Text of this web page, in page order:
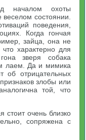
началом охоты
состоянии.
поведения,
Когда гончая
зайца, она не
характерно для
зверя собака
лаем. Да и мимика
об отрицательных
злобы или
той, что
стоит очень близко
сопряжена с